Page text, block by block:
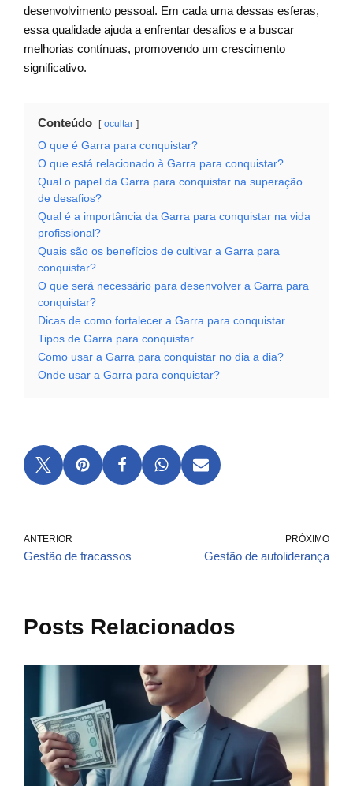
desenvolvimento pessoal. Em cada uma dessas esferas,
essa qualidade ajuda a enfrentar desafios e a buscar
melhorias contínuas, promovendo um crescimento
significativo.
Conteúdo ocultar
O que é Garra para conquistar?
O que está relacionado à Garra para conquistar?
Qual o papel da Garra para conquistar na superação
de desafios?
Qual é a importância da Garra para conquistar na vida
profissional?
Quais são os benefícios de cultivar a Garra para
conquistar?
O que será necessário para desenvolver a Garra para
conquistar?
Dicas de como fortalecer a Garra para conquistar
Tipos de Garra para conquistar
Como usar a Garra para conquistar no dia a dia?
Onde usar a Garra para conquistar?
ANTERIOR
Gestão de fracassos
PRÓXIMO
Gestão de autoliderança
Posts Relacionados